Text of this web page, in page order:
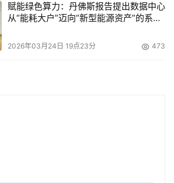
blogs/systems/embracing-and-
hardware-ecosystem.
会执行董事休Hugh
成员企业实现协作创新。目前，我们已
赋能绿色算力：丹佛斯报告提出数据中心
从“能耗大户”迈向“新型能源资产”的系统
2026年03月24日 19点23分 473